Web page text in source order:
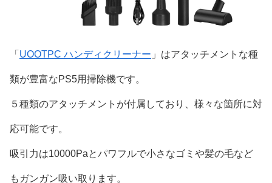
「 UOOTPC ハンディクリーナー 」はアタッチメントな種
類が豊富なPS5用掃除機です。
５種類のアタッチメントが付属しており、様々な箇所に対
応可能です。
吸引力は10000Paとパワフルで小さなゴミや髪の毛など
もガンガン吸い取ります。